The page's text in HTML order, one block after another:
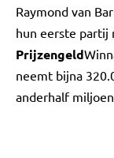
Raymond van
hun eerste partij
Prijzengeld
neemt bijna
anderhalf